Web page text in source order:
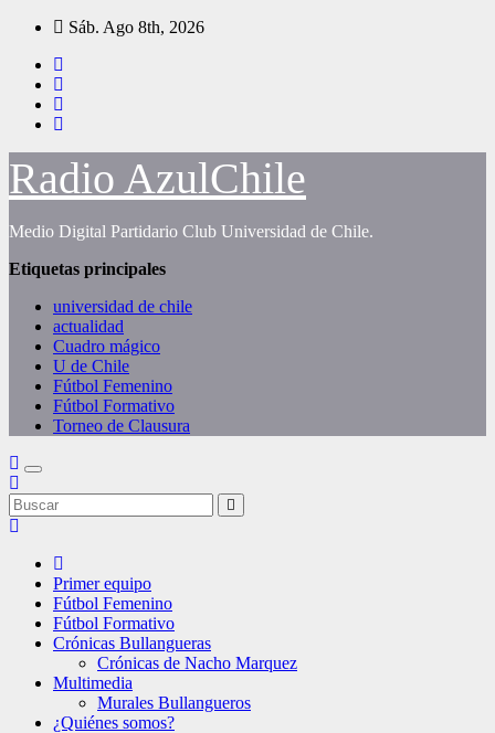
Saltar
contenido
Sáb. Ago 8th, 2026
Radio AzulChile
Medio Digital Partidario Club Universidad de Chile.
Etiquetas principales
universidad de chile
actualidad
Cuadro mágico
U de Chile
Fútbol Femenino
Fútbol Formativo
Torneo de Clausura
Primer equipo
Fútbol Femenino
Fútbol Formativo
Crónicas Bullangueras
Crónicas de Nacho Marquez
Multimedia
Murales Bullangueros
¿Quiénes somos?